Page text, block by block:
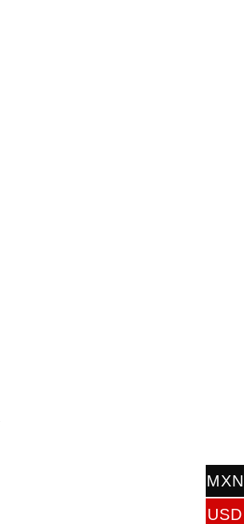
MXN
$
USD